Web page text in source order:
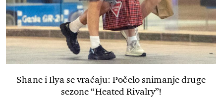
Shane i Ilya se vraćaju: Počelo snimanje druge
sezone “Heated Rivalry”!